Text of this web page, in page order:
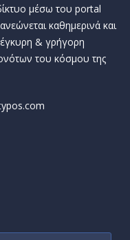
μέσω του portal
καθημερινά και
& γρήγορη
του κόσμου της